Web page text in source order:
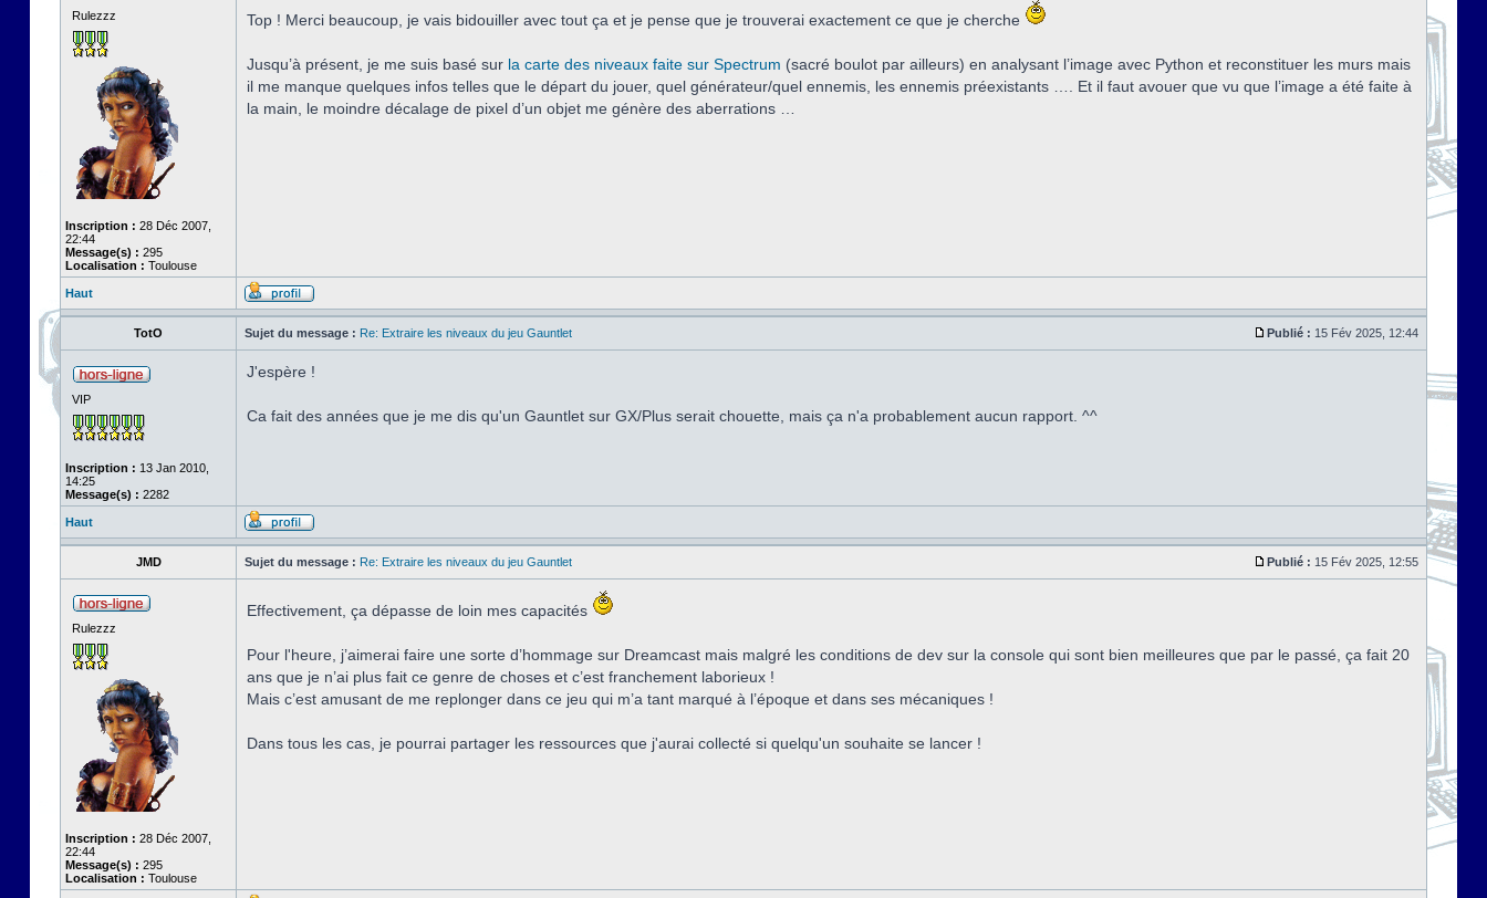
Rulezzz
Inscription : 28 Déc 2007,
22:44
Message(s) : 295
Localisation : Toulouse
Top ! Merci beaucoup, je vais bidouiller avec tout ça et je pense que je trouverai exactement ce que je cherche
Jusqu’à présent, je me suis basé sur la carte des niveaux faite sur Spectrum (sacré boulot par ailleurs) en analysant l’image avec Python et reconstituer les murs mais
il me manque quelques infos telles que le départ du jouer, quel générateur/quel ennemis, les ennemis préexistants …. Et il faut avouer que vu que l’image a été faite à
la main, le moindre décalage de pixel d’un objet me génère des aberrations …
Haut
TotO Sujet du message : Re: Extraire les niveaux du jeu Gauntlet Publié : 15 Fév 2025, 12:44
VIP
Inscription : 13 Jan 2010,
14:25
Message(s) : 2282
J'espère !
Ca fait des années que je me dis qu'un Gauntlet sur GX/Plus serait chouette, mais ça n'a probablement aucun rapport. ^^
Haut
JMD Sujet du message : Re: Extraire les niveaux du jeu Gauntlet Publié : 15 Fév 2025, 12:55
Rulezzz
Inscription : 28 Déc 2007,
22:44
Message(s) : 295
Localisation : Toulouse
Effectivement, ça dépasse de loin mes capacités
Pour l'heure, j’aimerai faire une sorte d’hommage sur Dreamcast mais malgré les conditions de dev sur la console qui sont bien meilleures que par le passé, ça fait 20
ans que je n’ai plus fait ce genre de choses et c’est franchement laborieux !
Mais c’est amusant de me replonger dans ce jeu qui m’a tant marqué à l’époque et dans ses mécaniques !
Dans tous les cas, je pourrai partager les ressources que j'aurai collecté si quelqu'un souhaite se lancer !